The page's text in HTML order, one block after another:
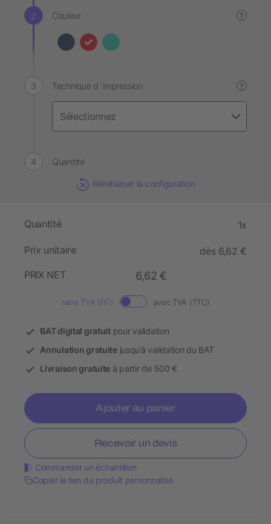
Couleur ?
Technique d´impression ?
Quantité
Réinitialiser la configuration
Quantité 1x
Prix unitaire
dès 6,62 €
PRIX NET
6,62 €
sans TVA (HT) avec TVA (TTC)
BAT digital gratuitpour validation
Annulation gratuitejusqu’à validation du BAT
Livraison gratuite à partir de 500 €
Ajouter au panier
Recevoir un devis
Commander un échantillon
Copier le lien du produit personnalisé